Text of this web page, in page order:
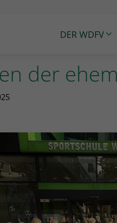
führt zur Starseite
DER WDFV
der